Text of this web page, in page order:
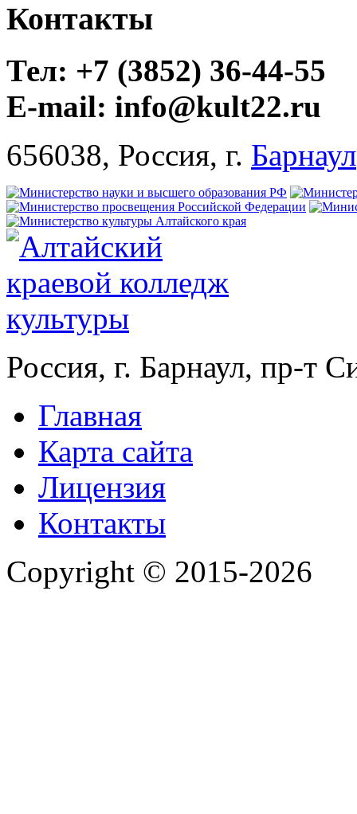
Контакты
Тел: +7 (3852) 36-44-55
E-mail: info@kult22.ru
656038, Россия, г. Барнаул
Россия, г. Барнаул, пр-т
Главная
Карта сайта
Лицензия
Контакты
Copyright © 2015-2026